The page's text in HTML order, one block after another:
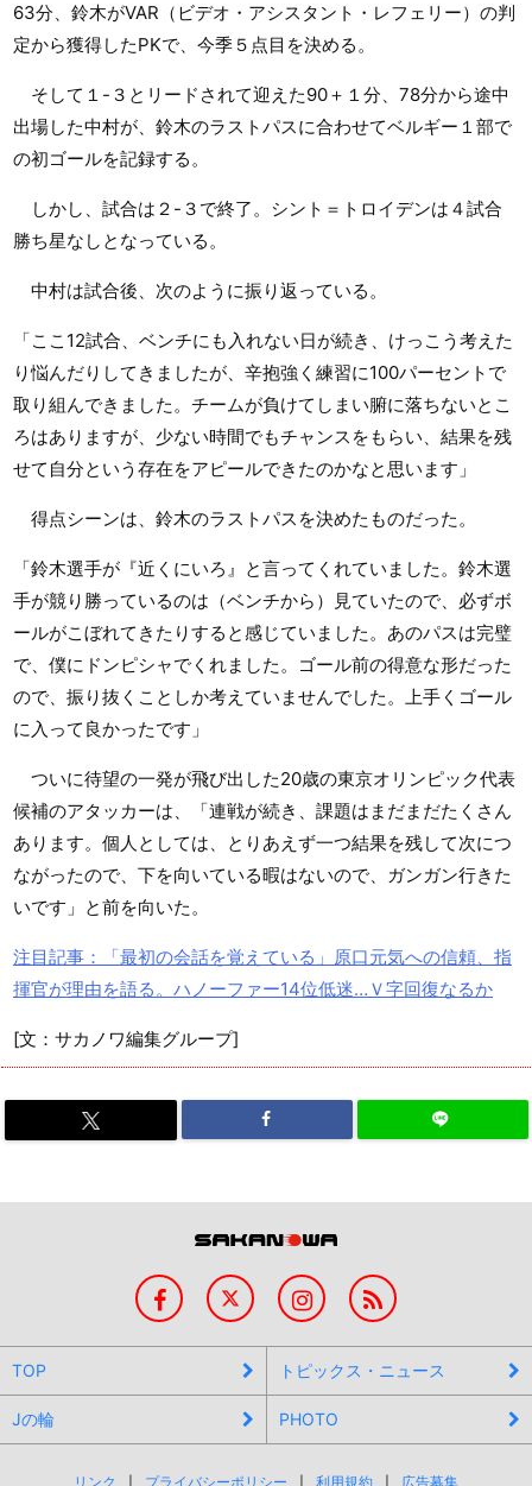
63分、鈴木がVAR（ビデオ・アシスタント・レフェリー）の判
定から獲得したPKで、今季５点目を決める。
そして１-３とリードされて迎えた90＋１分、78分から途中
出場した中村が、鈴木のラストパスに合わせてベルギー１部で
の初ゴールを記録する。
しかし、試合は２-３で終了。シント＝トロイデンは４試合
勝ち星なしとなっている。
中村は試合後、次のように振り返っている。
「ここ12試合、ベンチにも入れない日が続き、けっこう考えた
り悩んだりしてきましたが、辛抱強く練習に100パーセントで
取り組んできました。チームが負けてしまい腑に落ちないとこ
ろはありますが、少ない時間でもチャンスをもらい、結果を残
せて自分という存在をアピールできたのかなと思います」
得点シーンは、鈴木のラストパスを決めたものだった。
「鈴木選手が『近くにいろ』と言ってくれていました。鈴木選
手が競り勝っているのは（ベンチから）見ていたので、必ずボ
ールがこぼれてきたりすると感じていました。あのパスは完璧
で、僕にドンピシャでくれました。ゴール前の得意な形だった
ので、振り抜くことしか考えていませんでした。上手くゴール
に入って良かったです」
ついに待望の一発が飛び出した20歳の東京オリンピック代表
候補のアタッカーは、「連戦が続き、課題はまだまだたくさん
あります。個人としては、とりあえず一つ結果を残して次につ
ながったので、下を向いている暇はないので、ガンガン行きた
いです」と前を向いた。
注目記事：「最初の会話を覚えている」原口元気への信頼、指
揮官が理由を語る。ハノーファー14位低迷…Ｖ字回復なるか
[文：サカノワ編集グループ]
TOP トピックス・ニュース
Jの輪 PHOTO
リンク プライバシーポリシー 利用規約 広告募集